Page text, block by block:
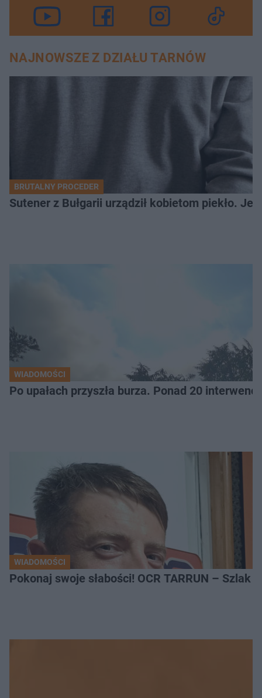
NAJNOWSZE Z DZIAŁU TARNÓW
BRUTALNY PROCEDER
Sutener z Bułgarii urządził kobietom piekło.
WIADOMOŚCI
Po upałach przyszła burza. Ponad 20
WIADOMOŚCI
Pokonaj swoje słabości! OCR TARRUN – Szlak